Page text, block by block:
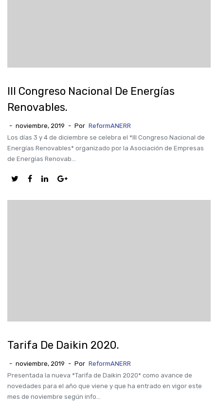
III Congreso Nacional De Energías
Renovables.
- noviembre, 2019 - Por ReformANERR
Los días 3 y 4 de diciembre se celebra el *III Congreso Nacional de
Energías Renovables* organizado por la Asociación de Empresas
de Energías Renovab...
Tarifa De Daikin 2020.
- noviembre, 2019 - Por ReformANERR
Presentada la nueva *Tarifa de Daikin 2020* como avance de
novedades para el año que viene y que ha entrado en vigor este
mes de noviembre según info...